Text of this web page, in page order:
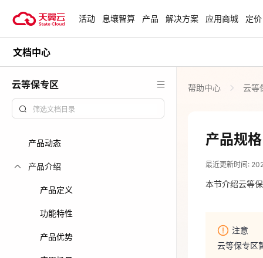
试用，产品折扣等，助您降本增
安全隔离版
企业出海解决
助力您的业务
爆款云主机全
活动 息壤智算 产品 解决方案 应用商城 定价
文档中心
云等保专区
产品动态
产品介绍
产品定义
功能特性
产品优势
帮助中心 云等
产品规格
最近更新时间:
2026-04-
注意
产品套餐
本节介绍云等
注意
云等保专区